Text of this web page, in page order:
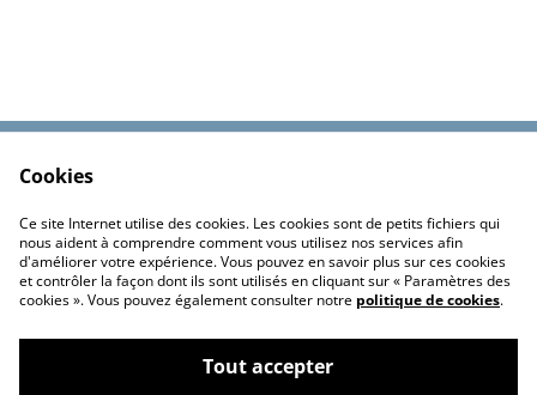
Politique de
confidentialité
Politique de cookies
Cookies
Ce site Internet utilise des cookies. Les cookies sont de petits fichiers qui
nous aident à comprendre comment vous utilisez nos services afin
d'améliorer votre expérience. Vous pouvez en savoir plus sur ces cookies
et contrôler la façon dont ils sont utilisés en cliquant sur « Paramètres des
cookies ». Vous pouvez également consulter notre politique de cookies.
Tout accepter